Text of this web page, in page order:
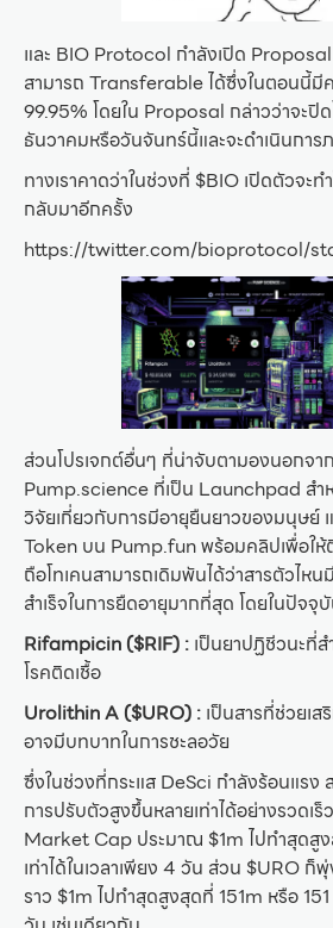
และ BIO Protocol กำลังเปิด
สามารถ Transferable ได้ซึ่งในตอนนี้มี
99.95% โดยใน Proposal กล่าวว่าจะปิ
ธันวาคมหรือวันจันทร์นี้และจะดำเนินการ
ทางเราคาดว่าในช่วงที่ $BIO เปิดตัวจะท
กลับมาอีกครั้ง
https://twitter.com/bioprotocol/
ส่วนโปรเจกต์อื่นๆ ที่น่าจับตามองนอกจ
Pump.science ที่เป็น Launchpad สำ
วิจัยเกี่ยวกับการมีอายุยืนยาวของมนุษย์
Token บน Pump.fun พร้อมคลิปเพื่อใ
ถือโทเคนสามารถเดิมพันได้ว่าสารตัวไห
สำเร็จในการยืดอายุมากที่สุด โดยในปัจจุ
Rifampicin ($RIF) : เป็นยาปฏิชีวนะที่
โรคติดเชื้อ
Urolithin A ($URO) : เป็นสารที่ช่วยเส
อาจมีบทบาทในการชะลอวัย
ซึ่งในช่วงที่กระแส DeSci กำลังร้อนแร
การปรับตัวสูงขึ้นหลายเท่าได้อย่างรวดเ
Market Cap ประมาณ $1m ไปทำสุด
เท่าได้ในเวลาเพียง 4 วัน ส่วน $URO
ราว $1m ไปทำสุดสูงสุดที่ 151m หรือ 151